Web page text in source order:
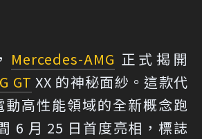
Mercedes-AMG 正式揭開
GT XX 的神秘面紗。這款代
動高性能領域的全新概念跑
6 月 25 日首度亮相，標誌